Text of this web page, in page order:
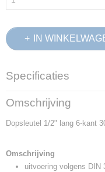
IN
Specificaties
Productcode
2300591
EAN code
Productcode leverancier
Omschrijving
Dopsleutel 1/2" lang 6-kant
Omschrijving
uitvoering volgens DIN